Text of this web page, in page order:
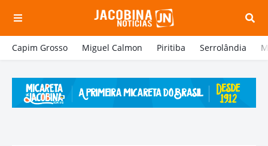
Capim Grosso Miguel Calmon Piritiba Serrolândia